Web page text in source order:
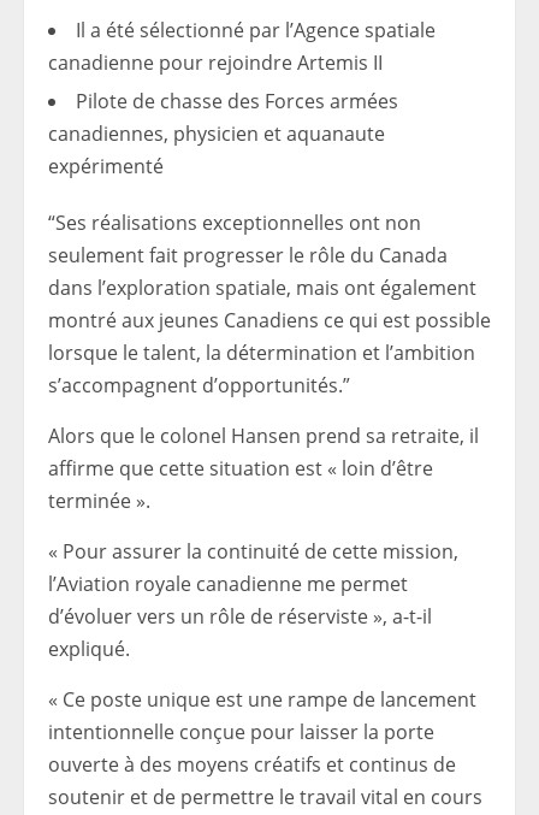
Il a été sélectionné par l’Agence spatiale
canadienne pour rejoindre Artemis II
Pilote de chasse des Forces armées
canadiennes, physicien et aquanaute
expérimenté
“Ses réalisations exceptionnelles ont non
seulement fait progresser le rôle du Canada
dans l’exploration spatiale, mais ont également
montré aux jeunes Canadiens ce qui est possible
lorsque le talent, la détermination et l’ambition
s’accompagnent d’opportunités.”
Alors que le colonel Hansen prend sa retraite, il
affirme que cette situation est « loin d’être
terminée ».
« Pour assurer la continuité de cette mission,
l’Aviation royale canadienne me permet
d’évoluer vers un rôle de réserviste », a-t-il
expliqué.
« Ce poste unique est une rampe de lancement
intentionnelle conçue pour laisser la porte
ouverte à des moyens créatifs et continus de
soutenir et de permettre le travail vital en cours